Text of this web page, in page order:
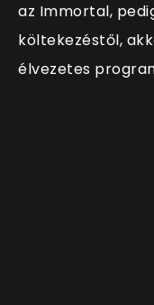
az Immortal,
költekezéstől,
élvezetes